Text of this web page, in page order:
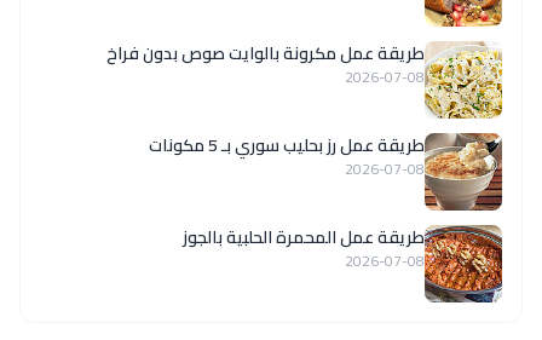
طريقة عمل مكرونة بالوايت صوص بدون فراخ
2026-07-08
طريقة عمل رز بحليب سوري بـ 5 مكونات
2026-07-08
طريقة عمل المحمرة الحلبية بالجوز
2026-07-08